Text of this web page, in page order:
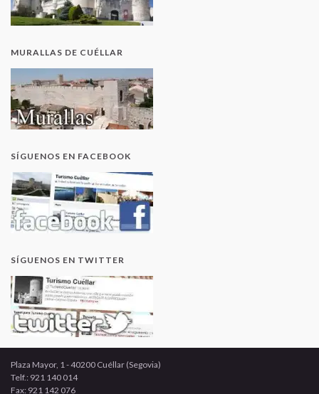
MURALLAS DE CUÉLLAR
SÍGUENOS EN FACEBOOK
SÍGUENOS EN TWITTER
Plaza Mayor, 1 - 40200 Cuéllar (Segovia)
Telf.: 921 140 014
Fax: 921 142 076